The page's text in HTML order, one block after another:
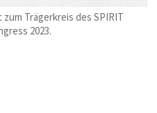
Trägerkreis des SPIRIT
2023.